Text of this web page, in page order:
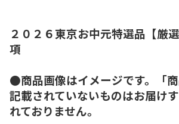
２０２６東京お中元特選品【厳
項
●商品画像はイメージです。「
記載されていないものはお届け
れておりません。